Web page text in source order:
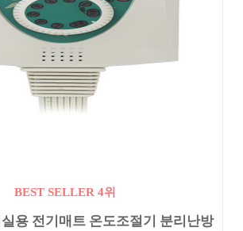
BEST SELLER 4위
용 전기매트 온도조절기 분리난방